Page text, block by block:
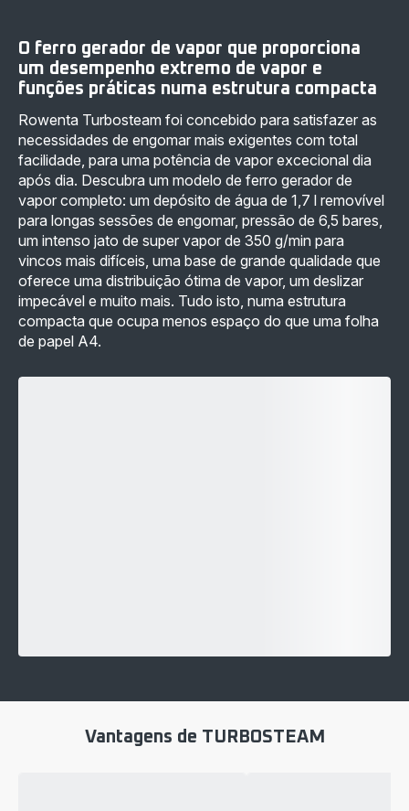
Swift
Power
Cyclonic
-
+
X-
Pert
7.60
-
309,98 €
O ferro gerador de vapor que proporciona
um desempenho extremo de vapor e
funções práticas numa estrutura compacta
Rowenta Turbosteam foi concebido para satisfazer as
necessidades de engomar mais exigentes com total
facilidade, para uma potência de vapor excecional dia
após dia. Descubra um modelo de ferro gerador de
vapor completo: um depósito de água de 1,7 l removível
para longas sessões de engomar, pressão de 6,5 bares,
um intenso jato de super vapor de 350 g/min para
vincos mais difíceis, uma base de grande qualidade que
oferece uma distribuição ótima de vapor, um deslizar
impecável e muito mais. Tudo isto, numa estrutura
compacta que ocupa menos espaço do que uma folha
de papel A4.
Vantagens de TURBOSTEAM